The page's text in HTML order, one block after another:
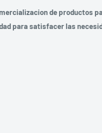
de productos
para satisfacer las